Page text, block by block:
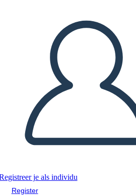
je als individu
Register
maken Fact
opiniesjabloon 2
(zwart-wit)
dit Storyboard
EEN STORYBOARD
AFSPELEN